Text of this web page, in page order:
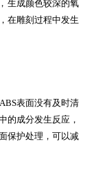
生成颜色较深的氧
在雕刻过程中发生
表面没有及时清
的成分发生反应，
保护处理，可以减